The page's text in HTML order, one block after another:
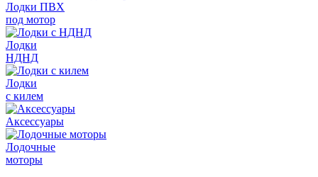
Лодки ПВХ
под мотор
Лодки
НДНД
Лодки
с килем
Аксессуары
Лодочные
моторы